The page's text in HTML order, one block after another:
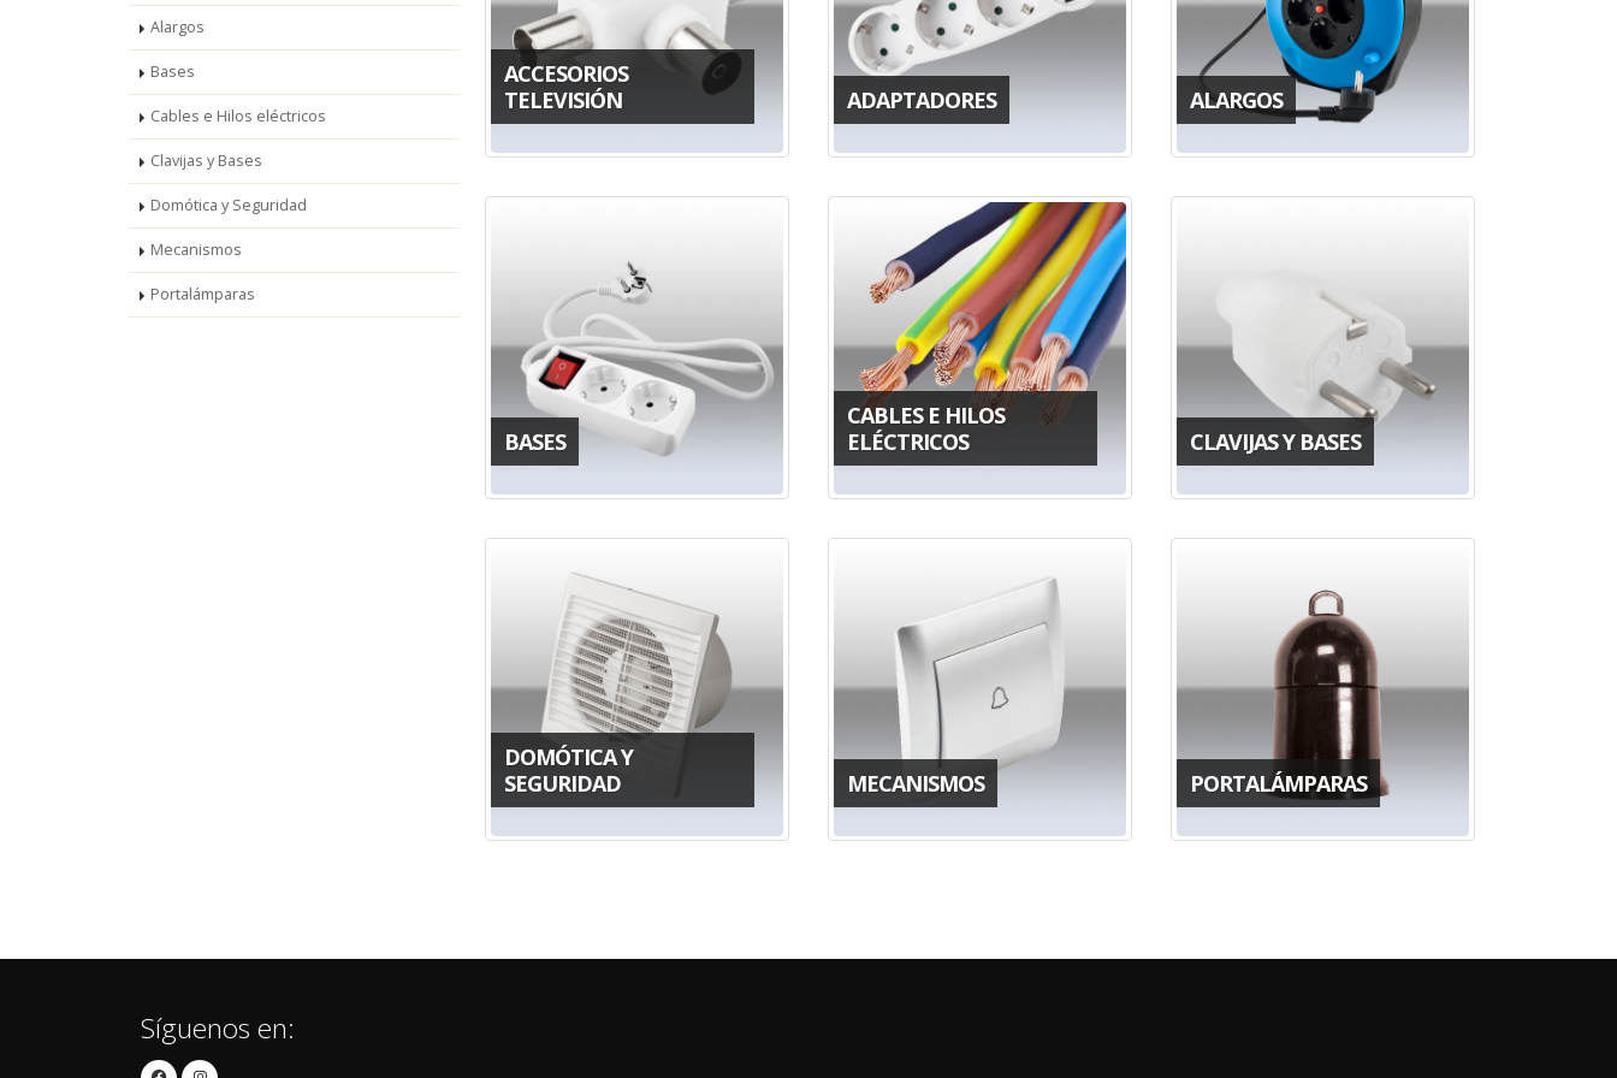
Alargos
Bases
Cables e Hilos eléctricos
Clavijas y Bases
Domótica y Seguridad
Mecanismos
Portalámparas
ACCESORIOS
TELEVISIÓN
ADAPTADORES ALARGOS
BASES
CABLES E HILOS
ELÉCTRICOS
CLAVIJAS Y BASES
DOMÓTICA Y
SEGURIDAD
MECANISMOS PORTALÁMPARAS
Síguenos en: